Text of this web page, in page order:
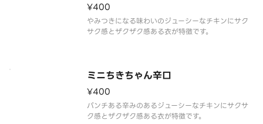
¥400
やみつきになる味わいのジューシーなチキンにサク
サク感とザクザク感ある衣が特徴です。
ミニちきちゃん辛口
¥400
パンチある辛みのあるジューシーなチキンにサクサ
ク感とザクザク感ある衣が特徴です。